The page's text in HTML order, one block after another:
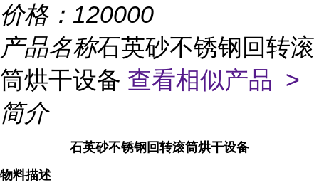
价格： 120000
产品名称石英砂不锈钢回转滚
筒烘干设备 查看相似产品 >
简介
石英砂不锈钢回转滚筒烘干设备
物料描述